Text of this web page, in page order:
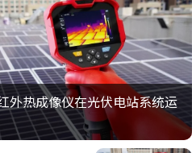
外热成像仪在光伏电站系统运